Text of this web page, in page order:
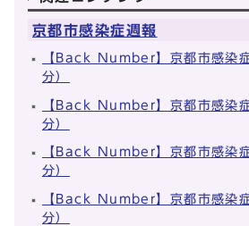
京都市感染症週報
【Back Number】京都市感染
分）
【Back Number】京都市感染
分）
【Back Number】京都市感染
分）
【Back Number】京都市感染
分）